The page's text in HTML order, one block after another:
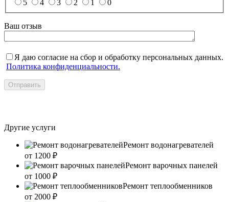
5
4 3 2 1 0
Ваш отзыв
Я даю согласие на сбор и обработку персональных данных.
Политика конфиденциальности.
Отправить
Другие услуги
Ремонт водонагревателей
от 1200 ₽
Ремонт варочных панелей
от 1000 ₽
Ремонт теплообменников
от 2000 ₽